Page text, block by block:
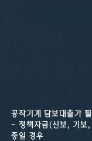
공작기계 담보대출가
- 정책자금(신보, 기보,
중일 경우